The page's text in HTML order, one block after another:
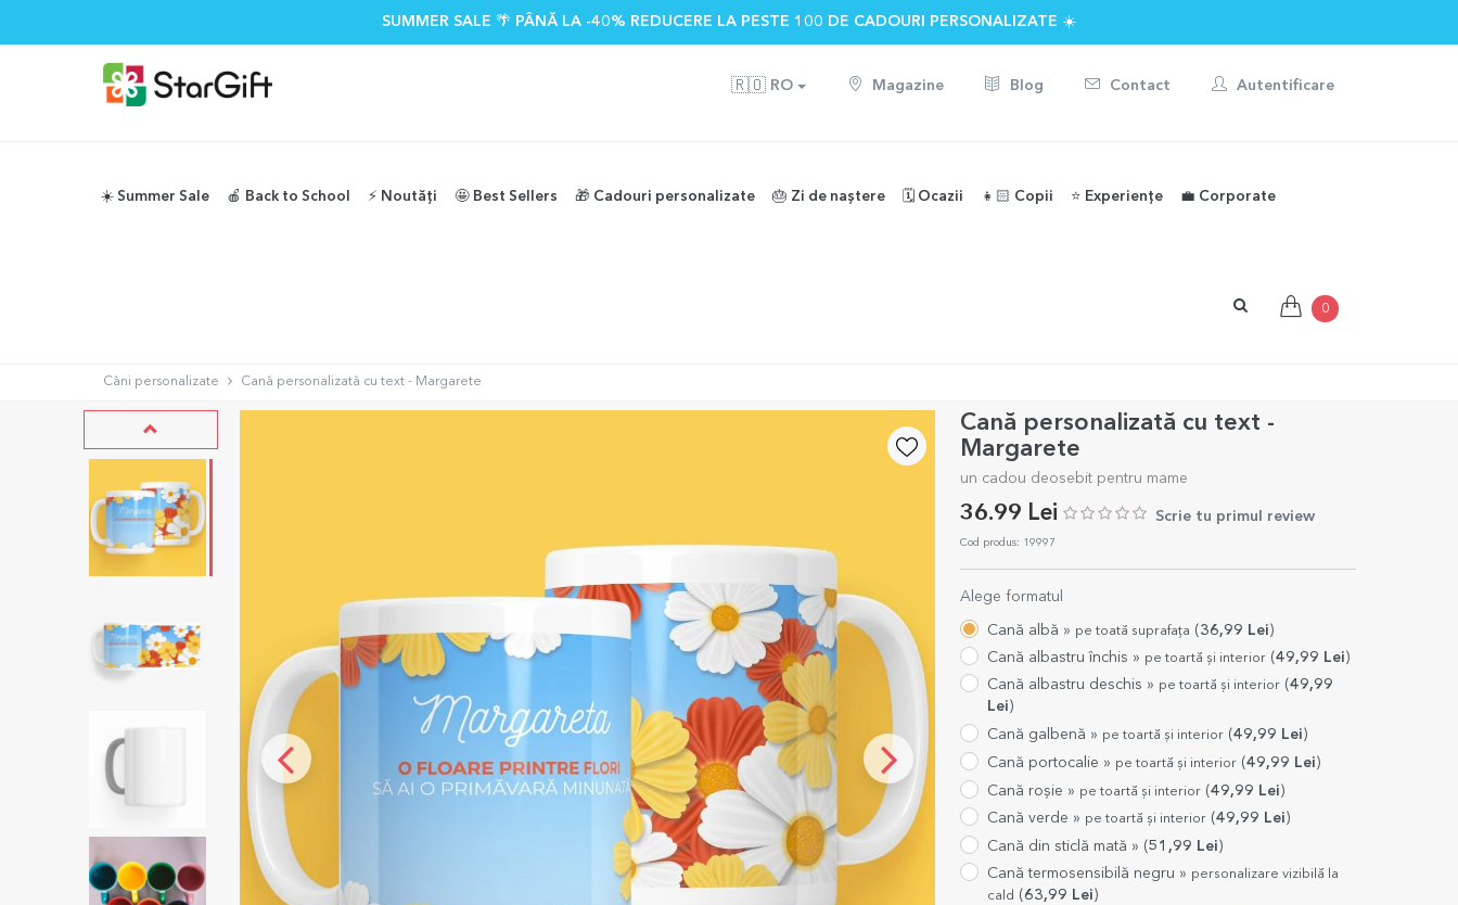
SUMMER SALE 🌴 PÂNĂ LA -40% REDUCERE LA PESTE 100 DE CADOURI PERSONALIZATE ☀️
🇷🇴 RO Magazine Blog Contact Autentificare
☀️ Summer Sale 🍎 Back to School ⚡️ Noutăți 🤩 Best Sellers 🎁 Cadouri personalizate 🎂 Zi de naștere 🗓️ Ocazii 👧🏻 Copii ⭐️ Experiențe 💼 Corporate
0
Căni personalizate Cană personalizată cu text - Margarete
Cană personalizată cu text -
Margarete
un cadou deosebit pentru mame
36.99 Lei Scrie tu primul review
Cod produs: 19997
Alege formatul
Cană albă » pe toată suprafața (36,99 Lei)
Cană albastru închis » pe toartă și interior(49,99 Lei )
Cană albastru deschis » pe toartă și interior(49,99
Lei )
Cană galbenă » pe toartă și interior(49,99 Lei )
Cană portocalie » pe toartă și interior(49,99 Lei)
Cană roșie » pe toartă și interior(49,99 Lei)
Cană verde » pe toartă și interior(49,99 Lei )
Cană din sticlă mată » (51,99 Lei )
Cană termosensibilă negru » personalizare vizibilă la
cald ( 63,99 Lei )